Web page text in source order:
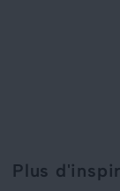
Plus